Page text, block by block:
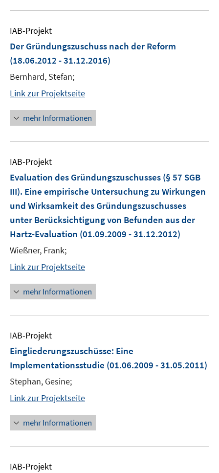
IAB-Projekt
Der Gründungszuschuss nach der Reform
(18.06.2012 - 31.12.2016)
Bernhard, Stefan;
Link zur Projektseite
mehr Informationen
IAB-Projekt
Evaluation des Gründungszuschusses (§ 57 SGB
III). Eine empirische Untersuchung zu Wirkungen
und Wirksamkeit des Gründungszuschusses
unter Berücksichtigung von Befunden aus der
Hartz-Evaluation (01.09.2009 - 31.12.2012)
Wießner, Frank;
Link zur Projektseite
mehr Informationen
IAB-Projekt
Eingliederungszuschüsse: Eine
Implementationsstudie (01.06.2009 - 31.05.2011)
Stephan, Gesine;
Link zur Projektseite
mehr Informationen
IAB-Projekt